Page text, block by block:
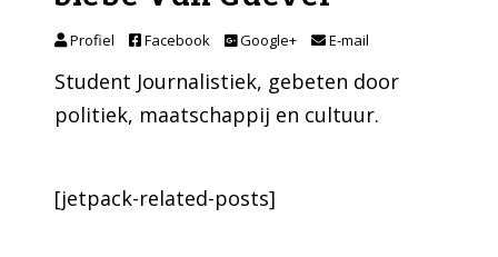
Profiel Facebook Google+ E-mail
Student Journalistiek, gebeten door
politiek, maatschappij en cultuur.
[jetpack-related-posts]